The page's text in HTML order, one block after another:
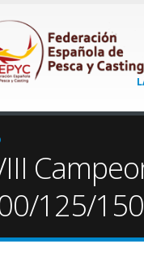
125/